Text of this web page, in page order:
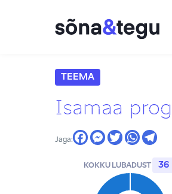
TEEMA
Isamaa
Jaga:
KOKKU LUBADUST 36